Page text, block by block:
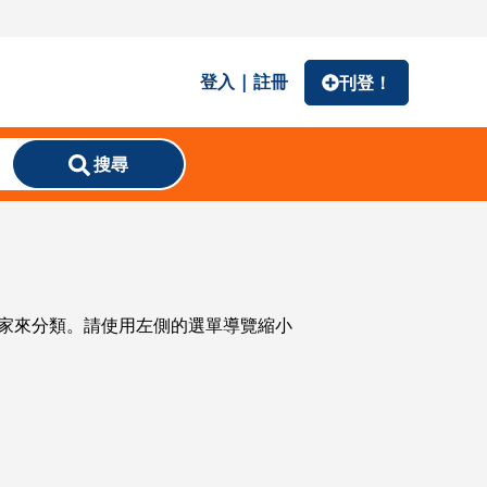
登入 | 註冊 刊登！
搜尋
來分類。請使用左側的選單導覽縮小